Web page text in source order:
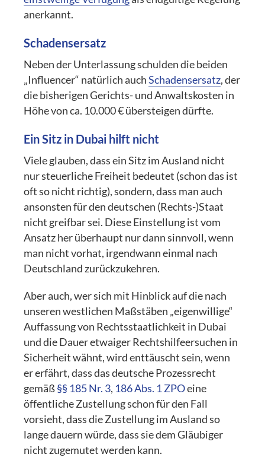
anerkannt.
Schadensersatz
Neben der Unterlassung schulden die beiden
„Influencer“ natürlich auchSchadensersatz, der
die bisherigen Gerichts- und Anwaltskosten in
Höhe von ca. 10.000 € übersteigen dürfte.
Ein Sitz in Dubai hilft nicht
Viele glauben, dass ein Sitz im Ausland nicht
nur steuerliche Freiheit bedeutet (schon das ist
oft so nicht richtig), sondern, dass man auch
ansonsten für den deutschen (Rechts-)Staat
nicht greifbar sei. Diese Einstellung ist vom
Ansatz her überhaupt nur dann sinnvoll, wenn
man nicht vorhat, irgendwann einmal nach
Deutschland zurückzukehren.
Aber auch, wer sich mit Hinblick auf die nach
unseren westlichen Maßstäben „eigenwillige“
Auffassung von Rechtsstaatlichkeit in Dubai
und die Dauer etwaiger Rechtshilfeersuchen in
Sicherheit wähnt, wird enttäuscht sein, wenn
er erfährt, dass das deutsche Prozessrecht
gemäß§§ 185 Nr. 3, 186 Abs. 1 ZPOeine
öffentliche Zustellung schon für den Fall
vorsieht, dass die Zustellung im Ausland so
lange dauern würde, dass sie dem Gläubiger
nicht zugemutet werden kann.